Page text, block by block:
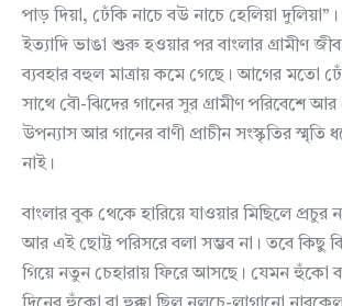
পাড় দিয়া, ঢেঁকি নাচে বউ নাচে হেলিয়া
ইত্যাদি ভাঙা শুরু হওয়ার পর বাংলার গ্রামীণ
ব্যবহার বহুল মাত্রায় কমে গেছে। আগের মতো
সাথে বৌ-ঝিদের গানের সুর গ্রামীণ পরিবেশে
উপন্যাস আর গানের বাণী প্রাচীন সংস্কৃতির স্মৃতি
নাই।
বাংলার বুক থেকে হারিয়ে যাওয়ার মিছিলে
আর এই ছোট্ট পরিসরে বলা সম্ভব না। তবে কিছু
গিয়ে নতুন চেহারায় ফিরে আসছে। যেমন হুঁকো